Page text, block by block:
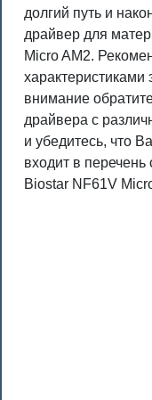
долгий путь и
драйвер для
Micro AM2.
характеристиками
внимание
драйвера с
и убедитесь, что
входит в
Biostar NF61V